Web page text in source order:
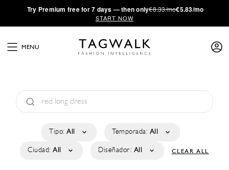
·Try Premium free for 7 days — then only€8.33/mo€5.83/mo
START NOW
MENU
Tipo: All Temporada: All
Ciudad: All Diseñador: All CLEAR ALL